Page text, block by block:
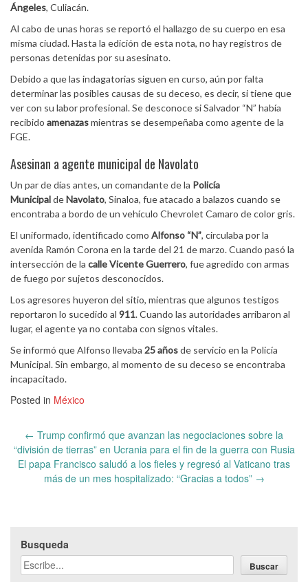
Ángeles, Culiacán.
Al cabo de unas horas se reportó el hallazgo de su cuerpo en esa
misma ciudad. Hasta la edición de esta nota, no hay registros de
personas detenidas por su asesinato.
Debido a que las indagatorias siguen en curso, aún por falta
determinar las posibles causas de su deceso, es decir, si tiene que
ver con su labor profesional. Se desconoce si Salvador “N” había
recibido amenazasmientras se desempeñaba como agente de la
FGE.
Asesinan a agente municipal de Navolato
Un par de días antes, un comandante de la Policía
MunicipaldeNavolato, Sinaloa, fue atacado a balazos cuando se
encontraba a bordo de un vehículo Chevrolet Camaro de color gris.
El uniformado, identificado como Alfonso “N”, circulaba por la
avenida Ramón Corona en la tarde del 21 de marzo. Cuando pasó la
intersección de la calle Vicente Guerrero, fue agredido con armas
de fuego por sujetos desconocidos.
Los agresores huyeron del sitio, mientras que algunos testigos
reportaron lo sucedido al 911. Cuando las autoridades arribaron al
lugar, el agente ya no contaba con signos vitales.
Se informó que Alfonso llevaba 25 añosde servicio en la Policía
Municipal. Sin embargo, al momento de su deceso se encontraba
incapacitado.
Posted in México
Post
navigation
← Trump confirmó que avanzan las negociaciones sobre la
“división de tierras” en Ucrania para el fin de la guerra con Rusia
El papa Francisco saludó a los fieles y regresó al Vaticano tras
más de un mes hospitalizado: “Gracias a todos” →
Busqueda
Buscar